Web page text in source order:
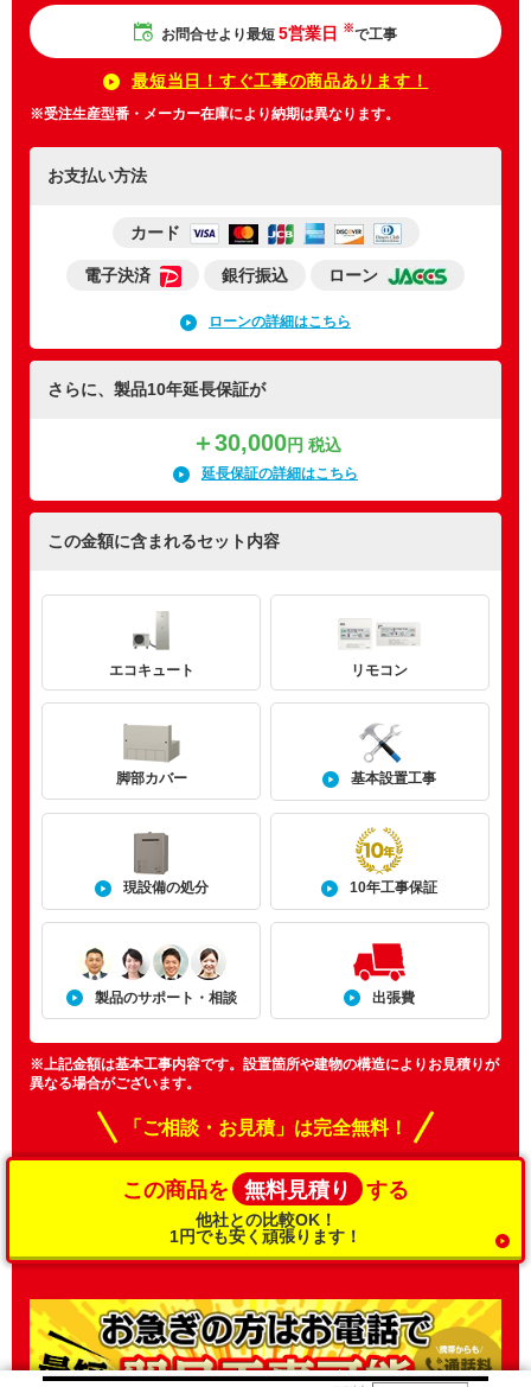
お問合せより最短 5営業日 ※で工事
最短当日！すぐ工事の商品あります！
※受注生産型番・メーカー在庫により納期は異なります。
お支払い方法
カード
電子決済 銀行振込 ローン
ローンの詳細はこちら
さらに、製品10年延長保証が
＋30,000円 税込
延長保証の詳細はこちら
この金額に含まれるセット内容
エコキュート リモコン
脚部カバー 基本設置工事
現設備の処分 10年工事保証
製品のサポート・相談 出張費
※上記金額は基本工事内容です。設置箇所や建物の構造によりお見積りが
異なる場合がございます。
「ご相談・お見積」は完全無料！
この商品を 無料見積り する
他社との比較OK！
1円でも安く頑張ります！